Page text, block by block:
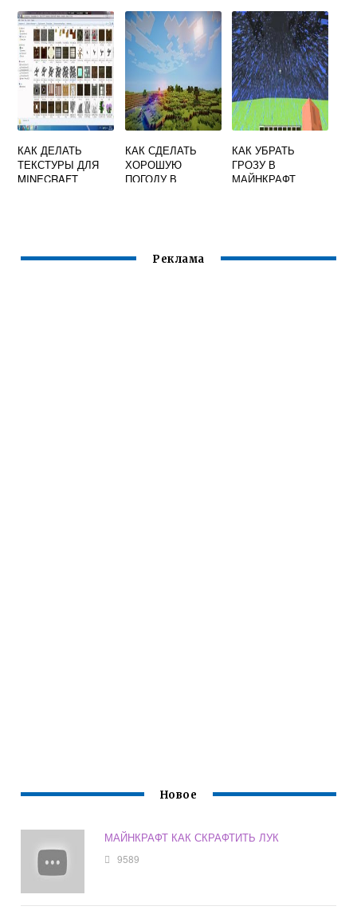
КАК ДЕЛАТЬ
ТЕКСТУРЫ ДЛЯ
MINECRAFT
КАК СДЕЛАТЬ
ХОРОШУЮ
ПОГОДУ В
КАК УБРАТЬ
ГРОЗУ В
МАЙНКРАФТ
Реклама
Новое
МАЙНКРАФТ КАК СКРАФТИТЬ ЛУК
9589